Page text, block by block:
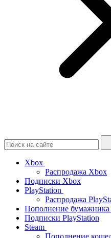
Xbox
Распродажа Xbox
Подписки Xbox
PlayStation
Распродажа
Пополнение бумажника
Подписки PlayStation
Steam
Пополнение